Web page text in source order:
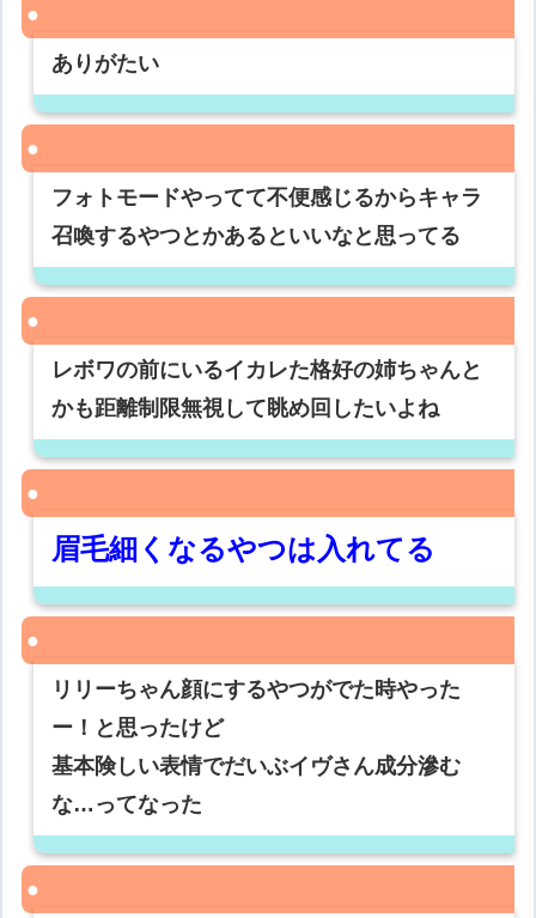
ありがたい
フォトモードやってて不便感じるからキャラ
召喚するやつとかあるといいなと思ってる
レボワの前にいるイカレた格好の姉ちゃんと
かも距離制限無視して眺め回したいよね
眉毛細くなるやつは入れてる
リリーちゃん顔にするやつがでた時やった
ー！と思ったけど
基本険しい表情でだいぶイヴさん成分滲む
な…ってなった